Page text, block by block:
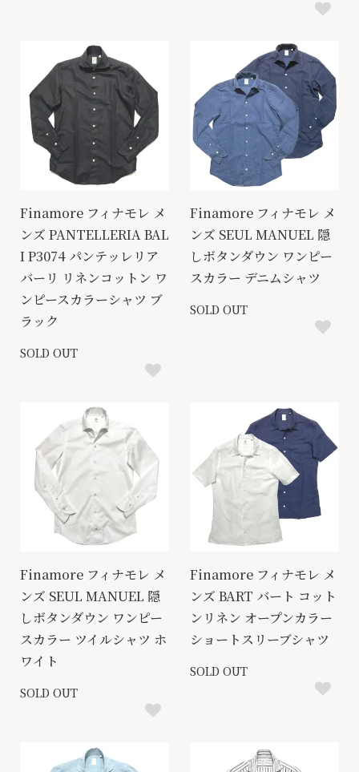
Finamore フィナモレ メ
ンズ PANTELLERIA BAL
I P3074 パンテッレリア
バーリ リネンコットン ワ
ンピースカラーシャツ ブ
ラック
SOLD OUT
Finamore フィナモレ メ
ンズ SEUL MANUEL 隠
しボタンダウン ワンピー
スカラー デニムシャツ
SOLD OUT
Finamore フィナモレ メ
ンズ SEUL MANUEL 隠
しボタンダウン ワンピー
スカラー ツイルシャツ ホ
ワイト
SOLD OUT
Finamore フィナモレ メ
ンズ BART バート コット
ンリネン オープンカラー
ショートスリーブシャツ
SOLD OUT